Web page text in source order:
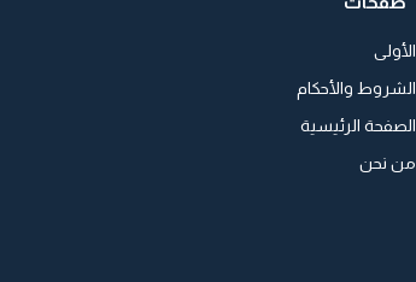
الأولى
الشروط والأحكام
الصفحة الرئيسية
من نحن